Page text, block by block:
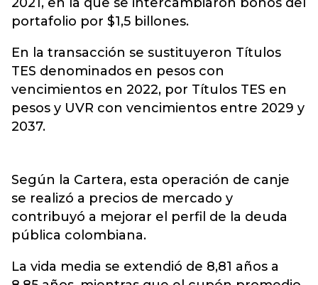
portafolio por $1,5 billones.
En la transacción se sustituyeron Títulos
TES denominados en pesos con
vencimientos en 2022, por Títulos TES en
pesos y UVR con vencimientos entre 2029 y
2037.
Según la Cartera, esta operación de canje
se realizó a precios de mercado y
contribuyó a mejorar el perfil de la deuda
pública colombiana.
La vida media se extendió de 8,81 años a